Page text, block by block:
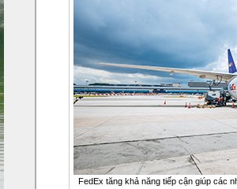
FedEx tăng khả năng tiếp cận giúp các